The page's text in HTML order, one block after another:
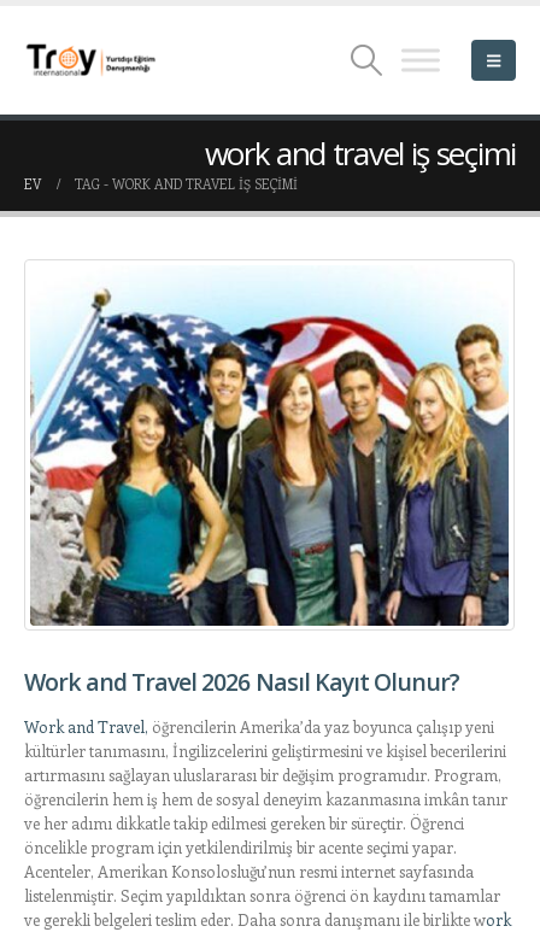
work and travel iş seçimi
EV TAG - WORK AND TRAVEL IŞ SEÇIMI
Work and Travel 2026 Nasıl Kayıt Olunur?
Work and Travel, öğrencilerin Amerika’da yaz boyunca çalışıp yeni
kültürler tanımasını, İngilizcelerini geliştirmesini ve kişisel becerilerini
artırmasını sağlayan uluslararası bir değişim programıdır. Program,
öğrencilerin hem iş hem de sosyal deneyim kazanmasına imkân tanır
ve her adımı dikkatle takip edilmesi gereken bir süreçtir. Öğrenci
öncelikle program için yetkilendirilmiş bir acente seçimi yapar.
Acenteler, Amerikan Konsolosluğu’nun resmi internet sayfasında
listelenmiştir. Seçim yapıldıktan sonra öğrenci ön kaydını tamamlar
ve gerekli belgeleri teslim eder. Daha sonra danışmanı ile birlikte work